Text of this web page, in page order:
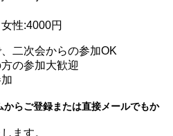
性:4000円
二次会からの参加OK
の参加大歓迎
らご登録または直接メールでもか
ます。